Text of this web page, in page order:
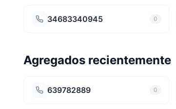
34683340945 0
Agregados recientemente
639782889 0